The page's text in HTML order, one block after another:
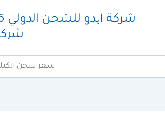
سعر شحن